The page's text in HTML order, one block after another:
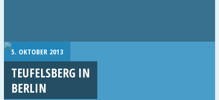
5. OKTOBER 2013
TEUFELSBERG IN
BERLIN